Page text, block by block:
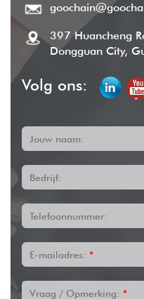
397 Huancheng
Dongguan City,
Volg ons:
Jouw naam:
Bedrijf:
Telefoonnummer:
E-mailadres: *
Vraag / Opmerking: *